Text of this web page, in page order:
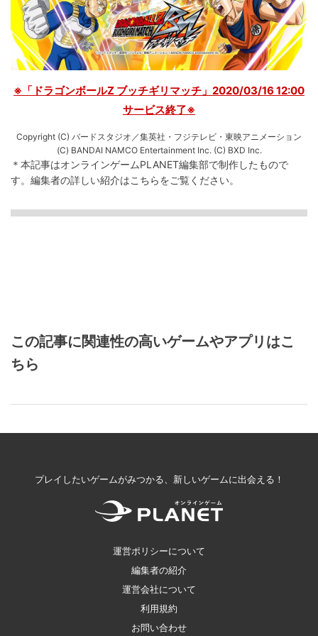
※「ドラゴンボールZ ブッチギリマッチ」2020/03/16 12:00
サービス終了※
Copyright (C) バードスタジオ／集英社・フジテレビ・東映アニメーション
(C) BANDAI NAMCO Entertainment Inc. (C) BXD Inc.
＊本記事はオンラインゲームPLANET編集部で制作したもので
す。 編集者の詳しい紹介はこちらをご覧ください。
この記事に関連性の高いゲームやアプリはこ
ちら
プレイしたいゲームがみつかる、新しいゲームに出会える！
運営ポリシーについて
編集者の紹介
運営会社について
利用規約
お問い合わせ